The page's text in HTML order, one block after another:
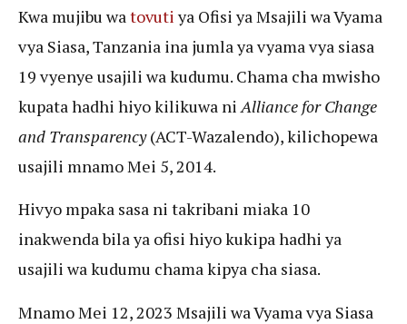
Kwa mujibu watovutiya Ofisi ya Msajili wa Vyama
vya Siasa, Tanzania ina jumla ya vyama vya siasa
19 vyenye usajili wa kudumu. Chama cha mwisho
kupata hadhi hiyo kilikuwa niAlliance for Change
and Transparency(ACT-Wazalendo), kilichopewa
usajili mnamo Mei 5, 2014.
Hivyo mpaka sasa ni takribani miaka 10
inakwenda bila ya ofisi hiyo kukipa hadhi ya
usajili wa kudumu chama kipya cha siasa.
Mnamo Mei 12, 2023 Msajili wa Vyama vya Siasa